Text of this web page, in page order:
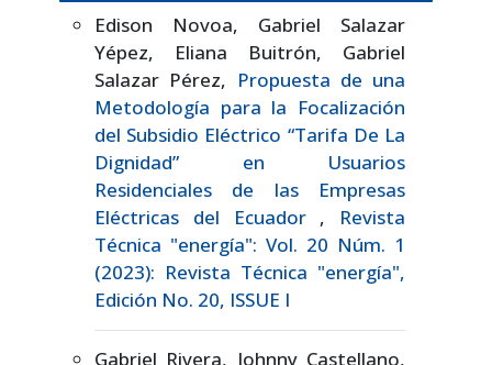
Edison Novoa, Gabriel Salazar
Yépez, Eliana Buitrón, Gabriel
Salazar Pérez, Propuesta de una
Metodología para la Focalización
del Subsidio Eléctrico “Tarifa De La
Dignidad” en Usuarios
Residenciales de las Empresas
Eléctricas del Ecuador , Revista
Técnica "energía": Vol. 20 Núm. 1
(2023): Revista Técnica "energía",
Edición No. 20, ISSUE I
Gabriel Rivera, Johnny Castellano,